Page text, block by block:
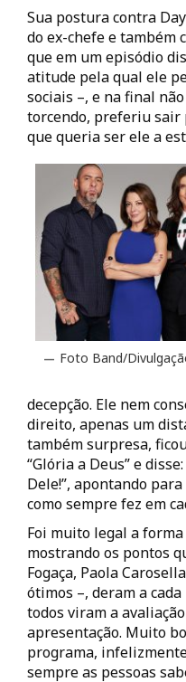
Sua postura contra
do ex-chefe e também
que em um episódio
atitude pela qual ele
sociais –, e na final
torcendo, preferiu
que queria ser ele a
Foto Band/
decepção. Ele nem
direito, apenas um
também surpresa,
“Glória a Deus” e
Dele!”, apontando
como sempre fez em
Foi muito legal a
mostrando os pontos
Fogaça, Paola
ótimos –, deram a
todos viram a
apresentação. Muito
programa,
sempre as pessoas